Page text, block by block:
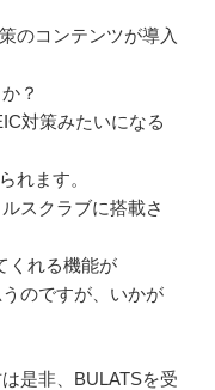
のコンテンツが導入
？
対策みたいになる
れます。
スクラブに搭載さ
くれる機能が
のですが、いかが
是非、BULATSを受